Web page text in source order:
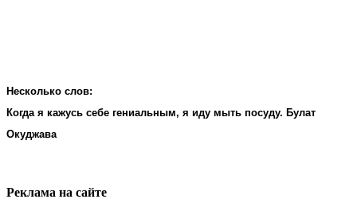
Несколько слов:
Когда я кажусь себе гениальным, я иду мыть посуду. Булат
Окуджава
Реклама на cайте